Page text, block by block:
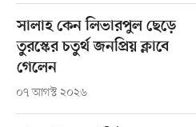
সালাহ কেন লিভারপুল ছেড়ে
তুরস্কের চতুর্থ জনপ্রিয় ক্লাবে
গেলেন
০৭ আগস্ট ২০২৬